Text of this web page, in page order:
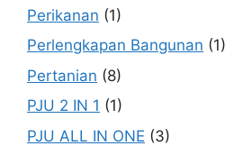
Perikanan (1)
Perlengkapan Bangunan (1)
Pertanian (8)
PJU 2 IN 1 (1)
PJU ALL IN ONE (3)